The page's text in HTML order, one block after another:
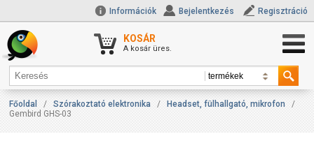
Információk Bejelentkezés Regisztráció
KOSÁR
A kosár üres.
Főoldal / Szórakoztató elektronika / Headset, fülhallgató, mikrofon
/
Gembird GHS-03